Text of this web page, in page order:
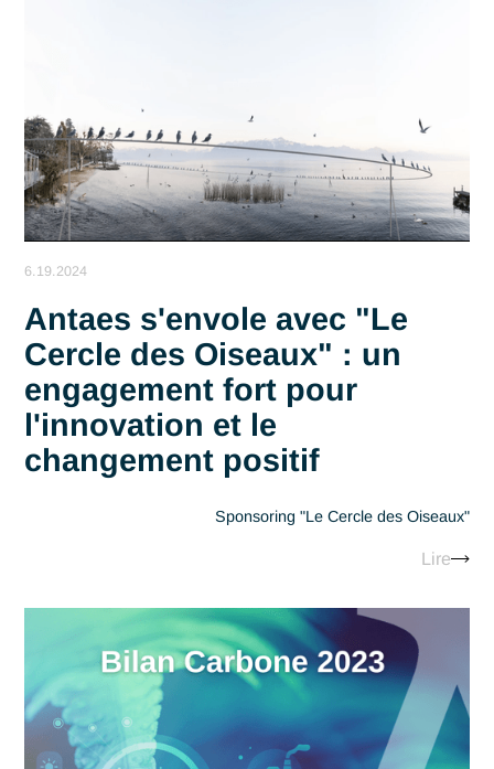
7.11.2024
Être Business Analyst chez
Antaes : Focus sur un
en Pleine Expansion